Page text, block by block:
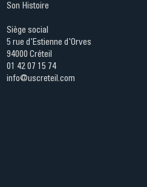
Son Histoire
Siège social
5 rue d'Estienne d'Orves
94000 Créteil
01 42 07 15 74
info@uscreteil.com